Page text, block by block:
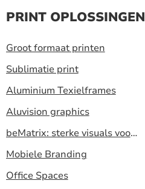
PRINT OPLOSSINGEN
Groot formaat printen
Sublimatie print
Aluminium Texielframes
Aluvision graphics
beMatrix: sterke visuals voor
een flexibel
standbouwsysteem
Mobiele Branding
Office Spaces